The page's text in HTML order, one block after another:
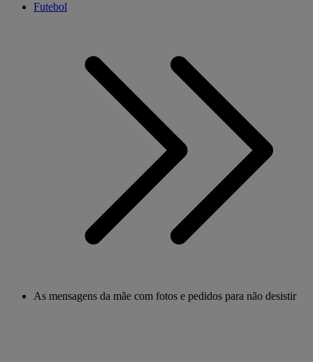
Futebol
As mensagens da mãe com fotos e pedidos para não desistir